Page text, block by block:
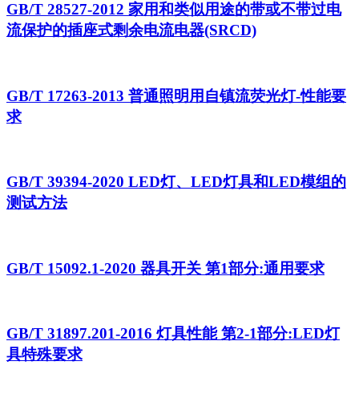
GB/T 28527-2012 家用和类似用途的带或不带过电
流保护的插座式剩余电流电器(SRCD)
GB/T 17263-2013 普通照明用自镇流荧光灯-性能要
求
GB/T 39394-2020 LED灯、LED灯具和LED模组的
测试方法
GB/T 15092.1-2020 器具开关 第1部分:通用要求
GB/T 31897.201-2016 灯具性能 第2-1部分:LED灯
具特殊要求